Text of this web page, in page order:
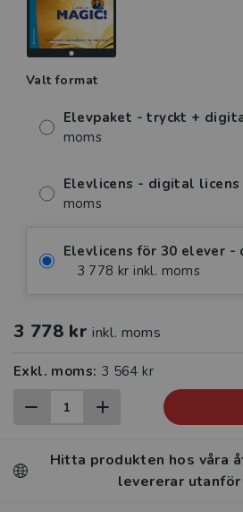
Valt format
Elevpaket - tryckt +
moms
Elevlicens - digital licens
moms
Elevlicens för 30 elever
3 778 kr inkl. moms
3 778 kr inkl. moms
Exkl. moms: 3 564 kr
Hitta produkten hos våra
levererar